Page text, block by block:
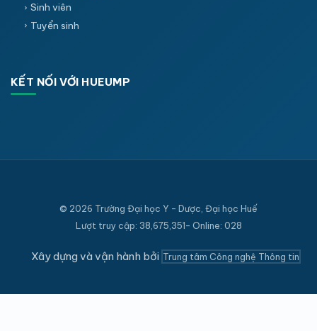
Sinh viên
Tuyển sinh
KẾT NỐI VỚI HUEUMP
© 2026 Trường Đại học Y - Dược, Đại học Huế
Lượt truy cập: 38,675,351- Online: 028
Xây dựng và vận hành bởi Trung tâm Công nghệ Thông tin